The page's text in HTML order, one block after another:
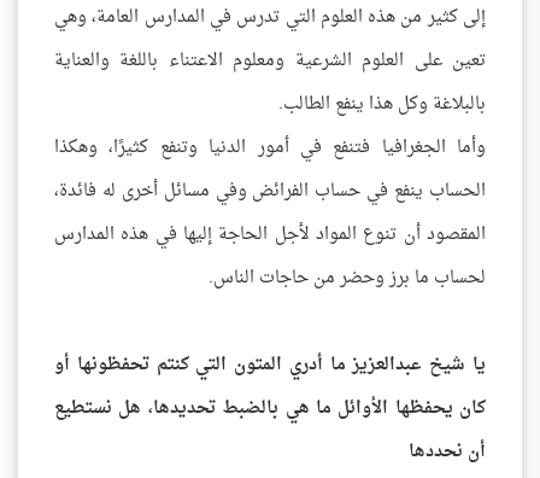
إلى كثير من هذه العلوم التي تدرس في المدارس العامة، وهي
تعين على العلوم الشرعية ومعلوم الاعتناء باللغة والعناية
بالبلاغة وكل هذا ينفع الطالب.
وأما الجغرافيا فتنفع في أمور الدنيا وتنفع كثيرًا، وهكذا
الحساب ينفع في حساب الفرائض وفي مسائل أخرى له فائدة،
المقصود أن تنوع المواد لأجل الحاجة إليها في هذه المدارس
لحساب ما برز وحضر من حاجات الناس.
يا شيخ عبدالعزيز ما أدري المتون التي كنتم تحفظونها أو
كان يحفظها الأوائل ما هي بالضبط تحديدها، هل نستطيع
أن نحددها